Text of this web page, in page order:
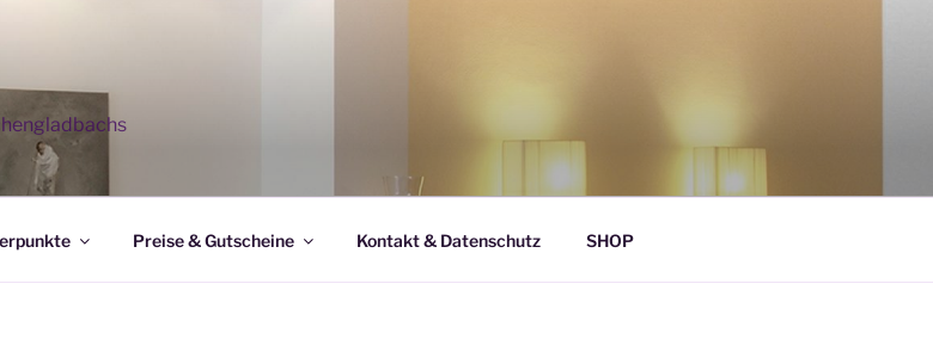
Preise & Gutscheine Kontakt & Datenschutz SHOP